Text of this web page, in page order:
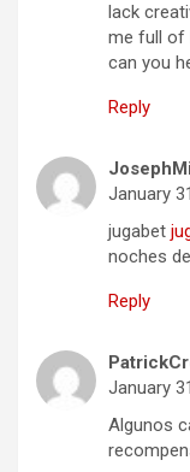
lack
me full of
can you
Reply
January
jugabet
noches
Reply
January
Algunos